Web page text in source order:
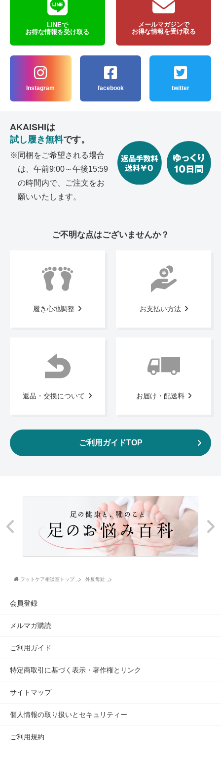
LINEで
お得な情報を受け取る
メールマガジンで
お得な情報を受け取る
Instagram facebook twitter
AKAISHIは
試し履き無料です。
同梱をご希望される場合
は、午前9:00～午後15:59
の時間内で、ご注文をお
願いいたします。
ご不明な点はございませんか？
履き心地調整 お支払い方法
返品・交換について お届け・配送料
ご利用ガイドTOP
フットケア相談室トップ 外反母趾
会員登録
メルマガ購読
ご利用ガイド
特定商取引に基づく表示・著作権とリンク
サイトマップ
個人情報の取り扱いとセキュリティー
ご利用規約